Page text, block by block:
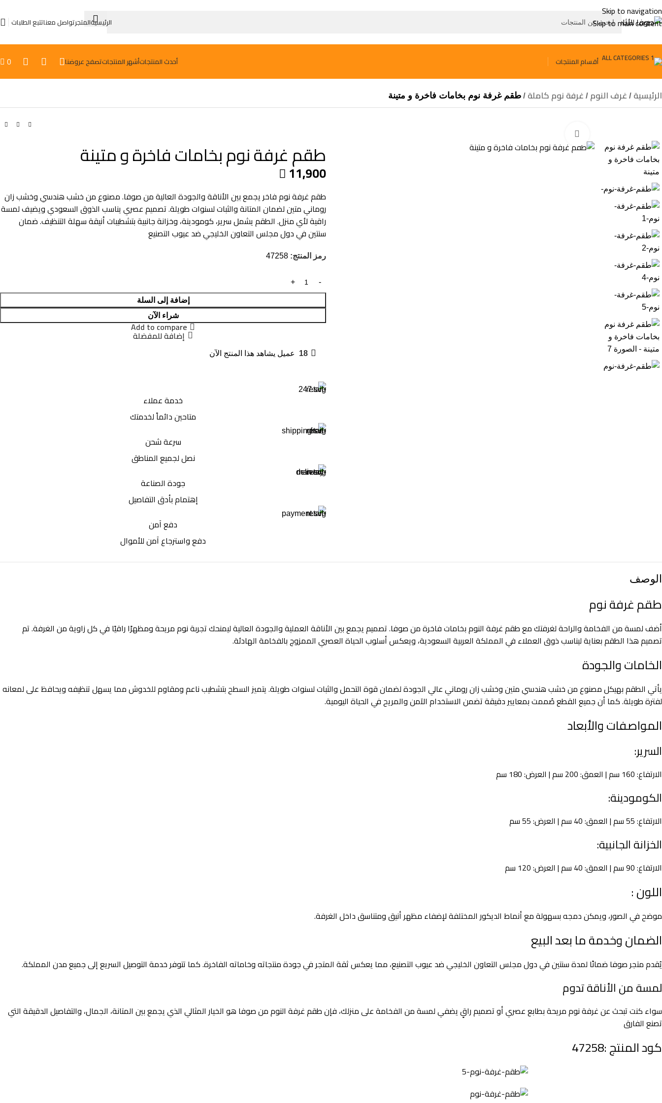
Skip to navigation
Skip to main content
الرئيسيةالمتجرتواصل معناتتبع الطلبات
أقسام المنتجات أحدث المنتجاتأشهر المنتجاتتصفح عروضنا  0
الرئيسية غرف النوم غرفة نوم كاملة طقم غرفة نوم بخامات فاخرة و متينة
طقم غرفة نوم بخامات فاخرة و متينة
 11,900
طقم غرفة نوم فاخر يجمع بين الأناقة والجودة العالية من صوفا. مصنوع من خشب هندسي وخشب زان
روماني متين لضمان المتانة والثبات لسنوات طويلة. تصميم عصري يناسب الذوق السعودي ويضيف لمسة
راقية لأي منزل. الطقم يشمل سرير، كومودينة، وخزانة جانبية بتشطيبات أنيقة سهلة التنظيف. ضمان
سنتين في دول مجلس التعاون الخليجي ضد عيوب التصنيع
رمز المنتج: 47258
إضافة إلى السلة
شراء الآن
Add to compare
إضافة للمفضلة
18 عميل يشاهد هذا المنتج الآن
خدمة عملاء
متاحين دائماً لخدمتك
سرعة شحن
نصل لجميع المناطق
جودة الصناعة
إهتمام بأدق التفاصيل
دفع آمن
دفع واسترجاع آمن للأموال
الوصف
طقم غرفة نوم
أضف لمسة من الفخامة والراحة لغرفتك مع طقم غرفة النوم بخامات فاخرة من صوفا. تصميم يجمع بين الأناقة العملية والجودة العالية ليمنحك تجربة نوم مريحة ومظهرًا راقيًا في كل زاوية من الغرفة. تم
تصميم هذا الطقم بعناية ليناسب ذوق العملاء في المملكة العربية السعودية، ويعكس أسلوب الحياة العصري الممزوج بالفخامة الهادئة.
الخامات والجودة
يأتي الطقم بهيكل مصنوع من خشب هندسي متين وخشب زان روماني عالي الجودة لضمان قوة التحمل والثبات لسنوات طويلة. يتميز السطح بتشطيب ناعم ومقاوم للخدوش مما يسهل تنظيفه ويحافظ على لمعانه
لفترة طويلة. كما أن جميع القطع صُممت بمعايير دقيقة تضمن الاستخدام الآمن والمريح في الحياة اليومية.
المواصفات والأبعاد
السرير:
الارتفاع: 160 سم | العمق: 200 سم | العرض: 180 سم
الكومودينة:
الارتفاع: 55 سم | العمق: 40 سم | العرض: 55 سم
الخزانة الجانبية:
الارتفاع: 90 سم | العمق: 40 سم | العرض: 120 سم
اللون :
موضح في الصور، ويمكن دمجه بسهولة مع أنماط الديكور المختلفة لإضفاء مظهر أنيق ومتناسق داخل الغرفة.
الضمان وخدمة ما بعد البيع
يُقدم متجر صوفا ضمانًا لمدة سنتين في دول مجلس التعاون الخليجي ضد عيوب التصنيع، مما يعكس ثقة المتجر في جودة منتجاته وخاماته الفاخرة. كما تتوفر خدمة التوصيل السريع إلى جميع مدن المملكة.
لمسة من الأناقة تدوم
سواء كنت تبحث عن غرفة نوم مريحة بطابع عصري أو تصميم راقٍ يضفي لمسة من الفخامة على منزلك، فإن طقم غرفة النوم من صوفا هو الخيار المثالي الذي يجمع بين المتانة، الجمال، والتفاصيل الدقيقة التي
تصنع الفارق
كود المنتج :47258